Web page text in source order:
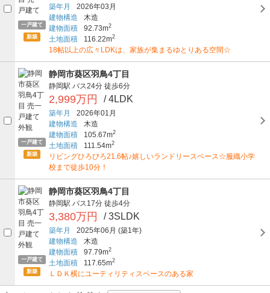
一戸建て
新築
築年月
2026年03月
建物構造
木造
建物面積
92.73m2
土地面積 116.22m2
18帖以上の広々LDKは、家族が集まるゆとりある空間☆
一戸建て
新築
静岡市葵区羽鳥4丁目
静岡駅 バス24分 徒歩6分
2,999万円 / 4LDK
築年月
2026年01月
建物構造
木造
建物面積
105.67m2
土地面積 111.54m2
リビングひろびろ21.6帖♪嬉しいランドリースペース☆服織小学
校まで徒歩10分！
一戸建て
新築
静岡市葵区羽鳥4丁目
静岡駅 バス17分 徒歩4分
3,380万円 / 3SLDK
築年月 2025年06月 (築1年)
建物構造
木造
建物面積
97.79m2
土地面積 117.65m2
ＬＤＫ横にユーティリティスペースのある家